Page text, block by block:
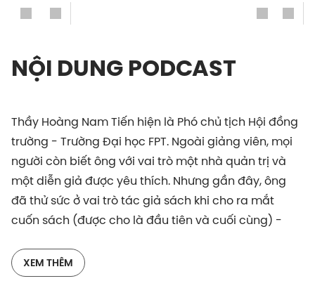
NỘI DUNG PODCAST
Thầy Hoàng Nam Tiến hiện là Phó chủ tịch Hội đồng
trường - Trường Đại học FPT. Ngoài giảng viên, mọi
người còn biết ông với vai trò một nhà quản trị và
một diễn giả được yêu thích. Nhưng gần đây, ông
đã thử sức ở vai trò tác giả sách khi cho ra mắt
cuốn sách (được cho là đầu tiên và cuối cùng) -
Cuốn sách kể về mối tình đẹp của ba mẹ ông -
XEM THÊM